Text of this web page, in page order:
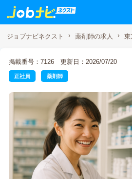
ジョブナビネクスト 薬剤師の求人 東
掲載番号：7126 更新日：2026/07/20
正社員 薬剤師